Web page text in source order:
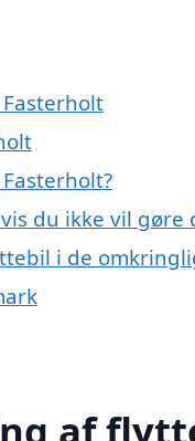
du ikke vil gøre
i de
af